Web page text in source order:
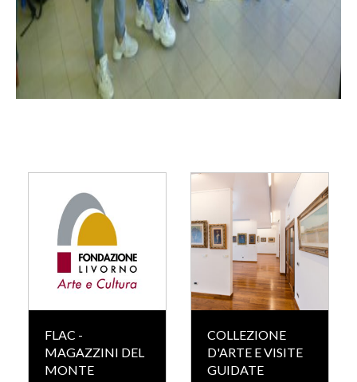
FLAC -
MAGAZZINI DEL
MONTE
COLLEZIONE
D'ARTE E VISITE
GUIDATE